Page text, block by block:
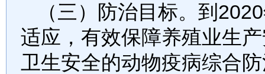
（三）防治目标。 到 2020
适应，有效保障养殖业生
卫生安全的动物疫病综合